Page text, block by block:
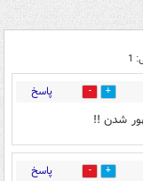
1
17 پاسخ
شدن !!
24 پاسخ